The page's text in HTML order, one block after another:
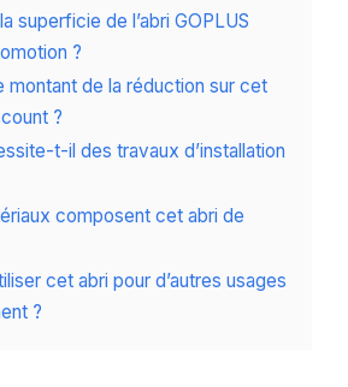
superficie de l’abri GOPLUS
?
montant de la réduction sur cet
?
t-il des travaux d’installation
composent cet abri de
cet abri pour d’autres usages
?